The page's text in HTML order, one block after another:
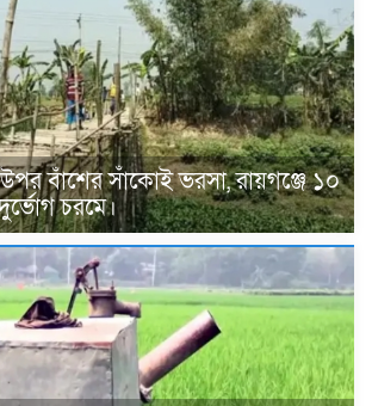
বাঁশের সাঁকোই ভরসা, রায়গঞ্জে ১০
চরমে।